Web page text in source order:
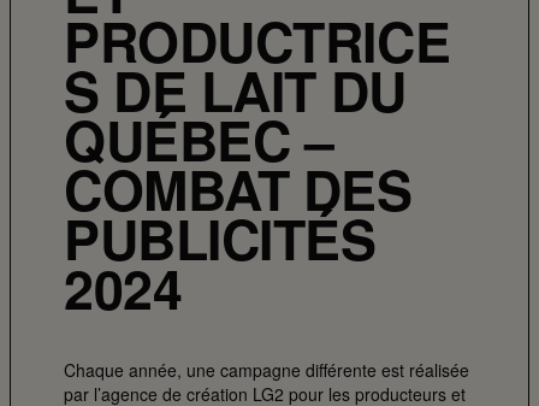
PRODUCTRICE
S DE LAIT DU
QUÉBEC –
COMBAT DES
PUBLICITÉS
2024
Chaque année, une campagne différente est réalisée
par l’agence de création LG2 pour les producteurs et